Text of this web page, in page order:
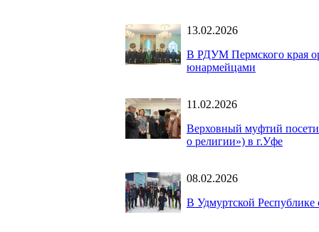
13.02.2026
В РДУМ Пермского края
юнармейцами
11.02.2026
Верховный муфтий
о религии») в г.Уфе
08.02.2026
В Удмуртской Республике